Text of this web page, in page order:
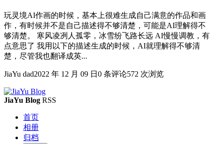
玩灵境AI作画的时候，基本上很难生成自己满意的作品和画
作，有时候并不是自己描述得不够清楚，可能是AI理解得不
够清楚。 寒风凌冽人孤零，冰雪纷飞路长远 AI慢慢调教，有
点意思了 我用以下的描述生成的时候，AI就理解得不够清
楚，尽管我也翻译成英...
JiaYu dad2022 年 12 月 09 日 0 条评论572 次浏览
JiaYu Blog RSS
首页
相册
归档